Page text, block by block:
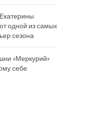
одной из самых
сезона
«Меркурий»
себе